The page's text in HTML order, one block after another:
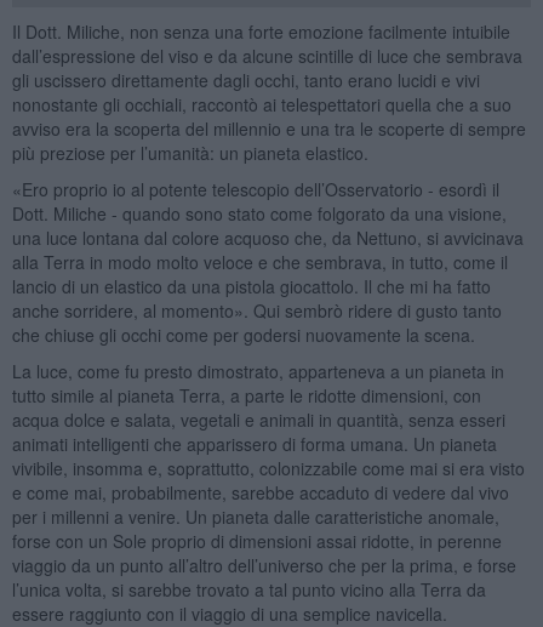
Il Dott. Miliche, non senza una forte emozione facilmente intuibile
dall’espressione del viso e da alcune scintille di luce che sembrava
gli uscissero direttamente dagli occhi, tanto erano lucidi e vivi
nonostante gli occhiali, raccontò ai telespettatori quella che a suo
avviso era la scoperta del millennio e una tra le scoperte di sempre
più preziose per l’umanità: un pianeta elastico.
«Ero proprio io al potente telescopio dell’Osservatorio - esordì il
Dott. Miliche - quando sono stato come folgorato da una visione,
una luce lontana dal colore acquoso che, da Nettuno, si avvicinava
alla Terra in modo molto veloce e che sembrava, in tutto, come il
lancio di un elastico da una pistola giocattolo. Il che mi ha fatto
anche sorridere, al momento». Qui sembrò ridere di gusto tanto
che chiuse gli occhi come per godersi nuovamente la scena.
La luce, come fu presto dimostrato, apparteneva a un pianeta in
tutto simile al pianeta Terra, a parte le ridotte dimensioni, con
acqua dolce e salata, vegetali e animali in quantità, senza esseri
animati intelligenti che apparissero di forma umana. Un pianeta
vivibile, insomma e, soprattutto, colonizzabile come mai si era visto
e come mai, probabilmente, sarebbe accaduto di vedere dal vivo
per i millenni a venire. Un pianeta dalle caratteristiche anomale,
forse con un Sole proprio di dimensioni assai ridotte, in perenne
viaggio da un punto all’altro dell’universo che per la prima, e forse
l’unica volta, si sarebbe trovato a tal punto vicino alla Terra da
essere raggiunto con il viaggio di una semplice navicella.